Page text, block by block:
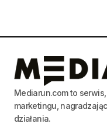
Mediarun.com to
marketingu,
działania.